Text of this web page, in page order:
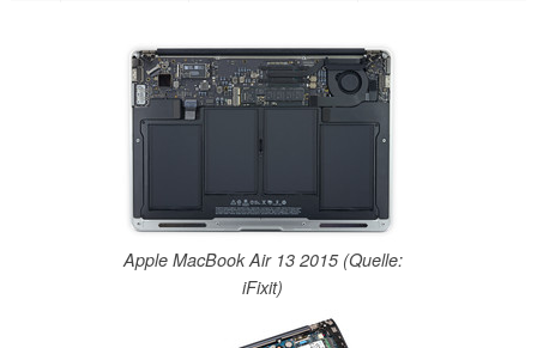
Apple MacBook Air 13 2015 (Quelle:
iFixit)